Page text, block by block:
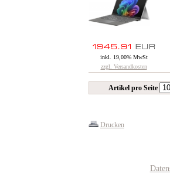
inkl. 19,00% MwSt
zzgl. Versandkosten
Artikel pro Seite
Drucken